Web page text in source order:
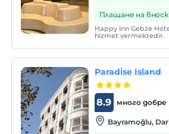
Плащане на
Happy Inn Gebze
hizmet vermektedir.
Paradise Island
много добре
8.9
Bayramoğlu,